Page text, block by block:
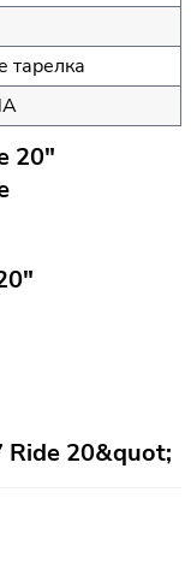
тарелка
20"
Ride 20&quot;